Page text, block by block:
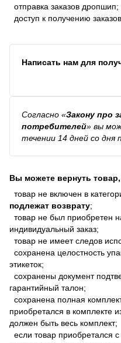
отправка заказов дропшип;
доступ к получению
Написать нам для
Согласно «Закону про
потребителей» вы
течении 14 дней со дня
Вы можете вернуть
товар не включен в
подлежат возврату;
товар не был приобретен
индивидуальный заказ;
товар не имеет следов
сохранена целостность
этикеток;
сохранены документ
гарантийный талон;
сохранена полная
приобретался в комплекте
должен быть весь комплект;
если товар приобретался